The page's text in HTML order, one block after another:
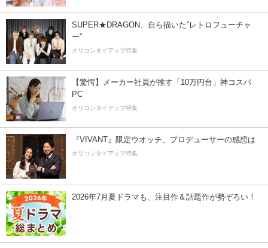
SUPER★DRAGON、自ら描いた”レトロフューチャ
ー”
オリコンタイアップ特集
【驚愕】メーカー社員が推す「10万円台」神コスパ
PC
オリコンタイアップ特集
『VIVANT』限定ウオッチ、プロデューサーの感想は
オリコンタイアップ特集
2026年7月夏ドラマも、注目作＆話題作が勢ぞろい！